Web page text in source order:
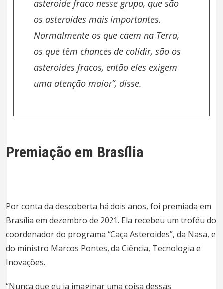
asteroide fraco nesse grupo, que são
os asteroides mais importantes.
Normalmente os que caem na Terra,
os que têm chances de colidir, são os
asteroides fracos, então eles exigem
uma atenção maior”, disse.
Premiação em Brasília
Por conta da descoberta há dois anos, foi premiada em
Brasília em dezembro de 2021. Ela recebeu um troféu do
coordenador do programa “Caça Asteroides”, da Nasa, e
do ministro Marcos Pontes, da Ciência, Tecnologia e
Inovações.
“Nunca que eu ia imaginar uma coisa dessas